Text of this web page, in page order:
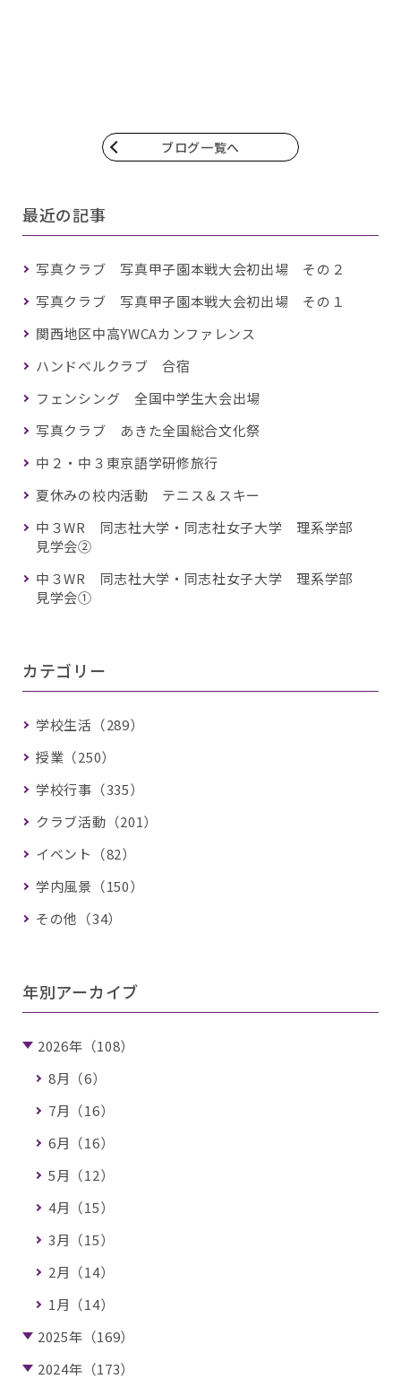
ブログ一覧へ
最近の記事
写真クラブ 写真甲子園本戦大会初出場 その２
写真クラブ 写真甲子園本戦大会初出場 その１
関西地区中高YWCAカンファレンス
ハンドベルクラブ 合宿
フェンシング 全国中学生大会出場
写真クラブ あきた全国総合文化祭
中２・中３東京語学研修旅行
夏休みの校内活動 テニス＆スキー
中３WR 同志社大学・同志社女子大学 理系学部
見学会②
中３WR 同志社大学・同志社女子大学 理系学部
見学会①
カテゴリー
学校生活（289）
授業（250）
学校行事（335）
クラブ活動（201）
イベント（82）
学内風景（150）
その他（34）
年別アーカイブ
2026年（108）
8月（6）
7月（16）
6月（16）
5月（12）
4月（15）
3月（15）
2月（14）
1月（14）
2025年（169）
2024年（173）